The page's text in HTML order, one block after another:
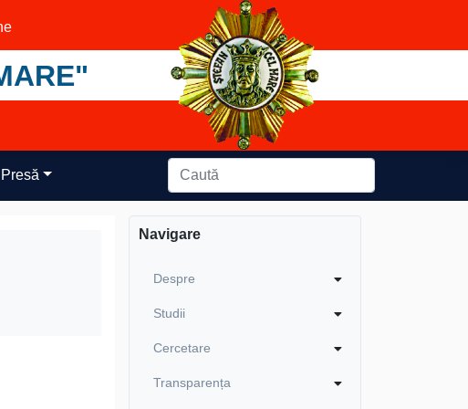
Presă
Navigare
Despre
Studii
Cercetare
Transparența